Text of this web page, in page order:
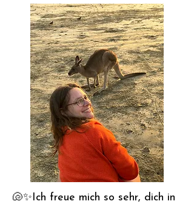
🐚✨Ich freue mich so sehr, dich in